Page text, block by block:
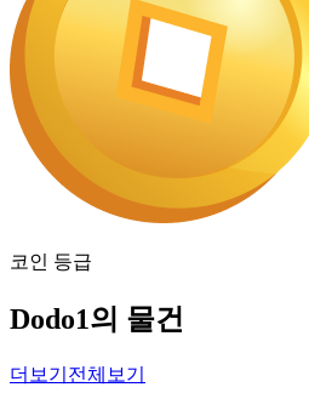
코인 등급
Dodo1의 물건
더보기 전체보기